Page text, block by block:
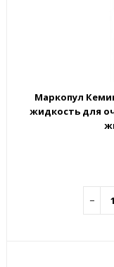
Маркопул
жидкость для
−